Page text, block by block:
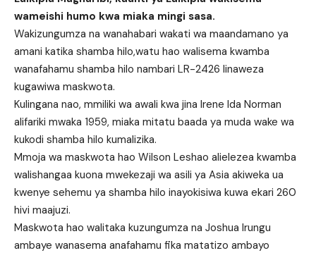
wameishi humo kwa miaka mingi sasa.
Wakizungumza na wanahabari wakati wa maandamano ya
amani katika shamba hilo,watu hao walisema kwamba
wanafahamu shamba hilo nambari LR-2426 linaweza
kugawiwa maskwota.
Kulingana nao, mmiliki wa awali kwa jina Irene Ida Norman
alifariki mwaka 1959, miaka mitatu baada ya muda wake wa
kukodi shamba hilo kumalizika.
Mmoja wa maskwota hao Wilson Leshao alielezea kwamba
walishangaa kuona mwekezaji wa asili ya Asia akiweka ua
kwenye sehemu ya shamba hilo inayokisiwa kuwa ekari 260
hivi maajuzi.
Maskwota hao walitaka kuzungumza na Joshua Irungu
ambaye wanasema anafahamu fika matatizo ambayo